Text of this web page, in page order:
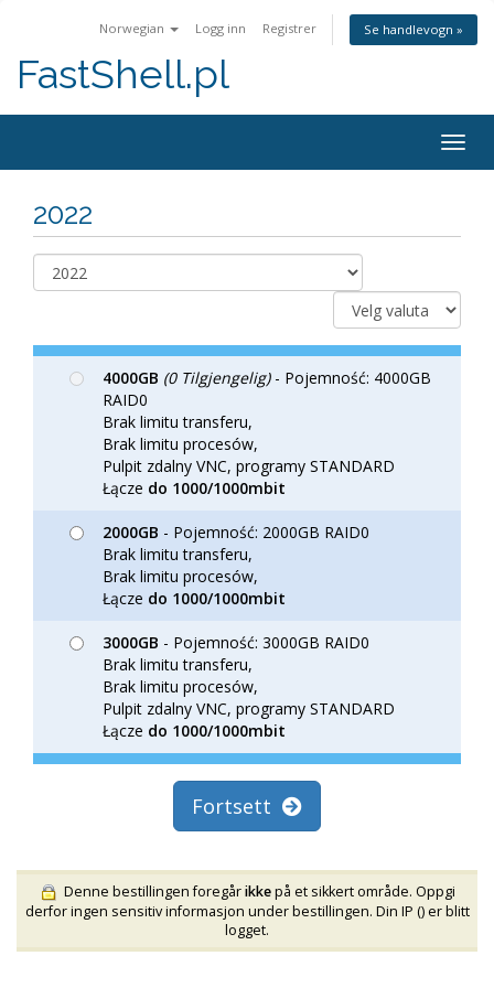
Norwegian Logg inn Registrer Se handlevogn »
FastShell.pl
2022
4000GB (0 Tilgjengelig)- Pojemność: 4000GB
RAID0
Brak limitu transferu,
Brak limitu procesów,
Pulpit zdalny VNC, programy STANDARD
Łącze do 1000/1000mbit
2000GB - Pojemność: 2000GB RAID0
Brak limitu transferu,
Brak limitu procesów,
Łącze do 1000/1000mbit
3000GB - Pojemność: 3000GB RAID0
Brak limitu transferu,
Brak limitu procesów,
Pulpit zdalny VNC, programy STANDARD
Łącze do 1000/1000mbit
Fortsett
Denne bestillingen foregårikkepå et sikkert område. Oppgi
derfor ingen sensitiv informasjon under bestillingen. Din IP () er blitt
logget.